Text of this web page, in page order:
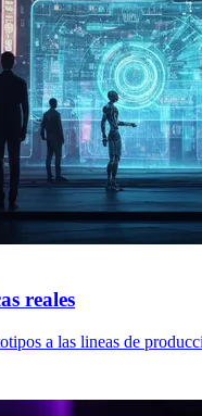
reales
a las lineas de